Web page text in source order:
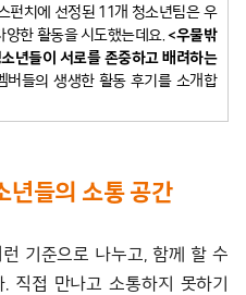
펀치에 선정된 11개 청소년팀은 우
양한 활동을 시도했는데요.<우물밖
년들이 서로를 존중하고 배려하는
버들의 생생한 활동 후기를 소개합
년들의 소통 공간
기준으로 나누고, 함께 할 수
직접 만나고 소통하지 못하기